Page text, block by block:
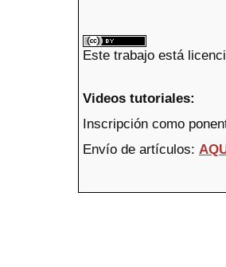
Este trabajo está
Videos tutoriales:
Inscripción como
Envío de artículos: